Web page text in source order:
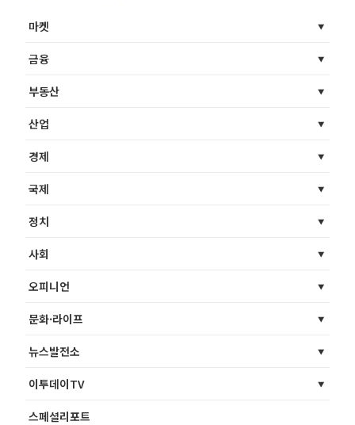
마켓
금융
부동산
산업
경제
국제
정치
사회
오피니언
문화·라이프
뉴스발전소
이투데이TV
스페셜리포트